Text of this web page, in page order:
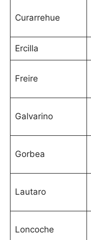
Curarrehue
Ercilla
Freire
Galvarino
Gorbea
Lautaro
Loncoche